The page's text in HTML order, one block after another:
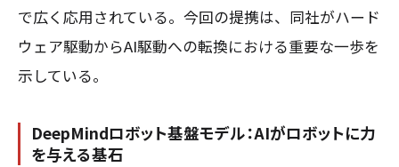
で広く応用されている。今回の提携は、同社がハード
ウェア駆動からAI駆動への転換における重要な一歩を
示している。
DeepMindロボット基盤モデル：AIがロボットに力
を与える基石